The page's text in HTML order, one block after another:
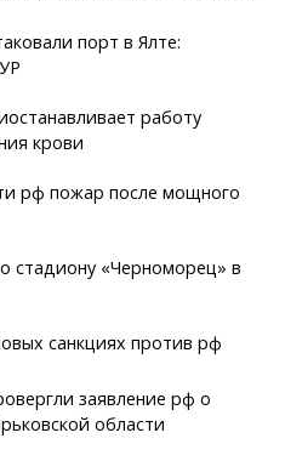
порт в Ялте:
работу
крови
рф пожар после мощного
стадиону «Черноморец» в
санкциях против рф
заявление рф о
области